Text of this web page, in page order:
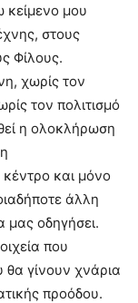
μου
στους
Φίλους.
χωρίς τον
τον πολιτισμό
η ολοκλήρωση
κέντρο και μόνο
άλλη
μας οδηγήσει.
που
θα γίνουν χνάρια
προόδου.